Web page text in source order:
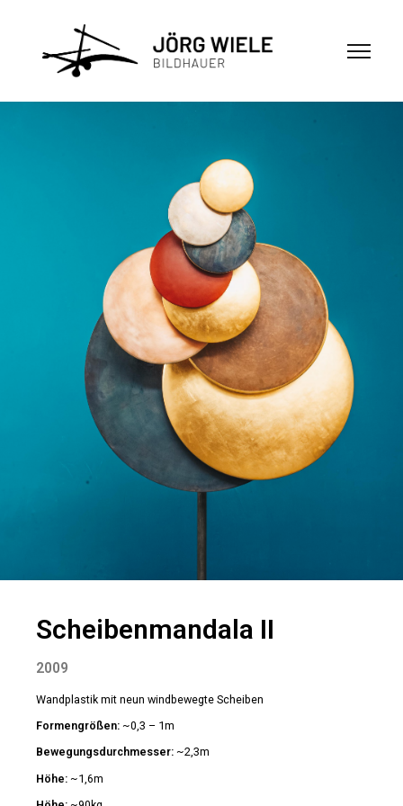
Scheibenmandala II
2009
Wandplastik mit neun windbewegte Scheiben
Formengrößen: ~0,3 – 1m
Bewegungsdurchmesser: ~2,3m
Höhe: ~1,6m